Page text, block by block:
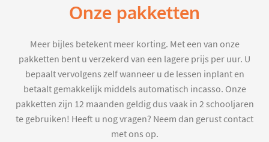
Onze pakketten
Meer bijles betekent meer korting. Met een van onze
pakketten bent u verzekerd van een lagere prijs per uur. U
bepaalt vervolgens zelf wanneer u de lessen inplant en
betaalt gemakkelijk middels automatisch incasso. Onze
pakketten zijn 12 maanden geldig dus vaak in 2 schooljaren
te gebruiken! Heeft u nog vragen? Neem dan gerust contact
met ons op.